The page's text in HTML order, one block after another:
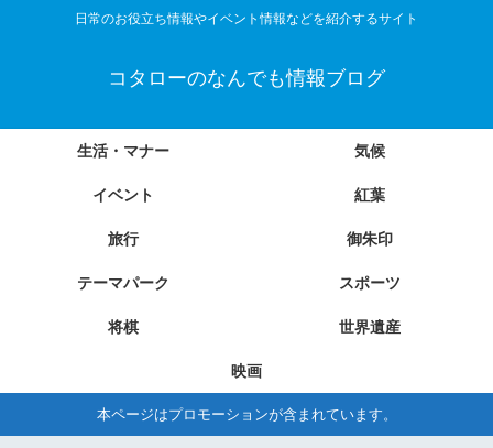
日常のお役立ち情報やイベント情報などを紹介するサイト
コタローのなんでも情報ブログ
生活・マナー 気候
イベント 紅葉
旅行 御朱印
テーマパーク スポーツ
将棋 世界遺産
映画
本ページはプロモーションが含まれています。